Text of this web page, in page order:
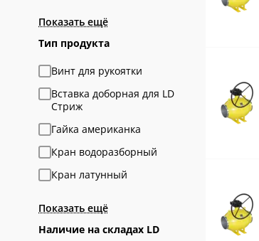
Показать ещё
Тип продукта
Винт для рукоятки
Вставка доборная для LD
Стриж
Гайка американка
Кран водоразборный
Кран латунный
Показать ещё
Наличие на складах LD